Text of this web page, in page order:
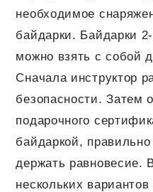
необходимое
байдарки. Байдарки
можно взять с собой
Сначала инструктор
безопасности. Затем
подарочного
байдаркой,
держать равновесие.
нескольких